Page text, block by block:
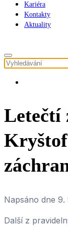
Kariéra
Kontakty
Aktuality
Letečtí
Napsáno dne 9.
Další z